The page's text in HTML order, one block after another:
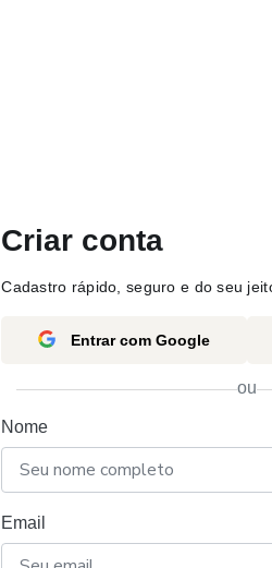
Criar conta
Cadastro rápido, seguro e do seu
Entrar com Google
ou
Nome
Email